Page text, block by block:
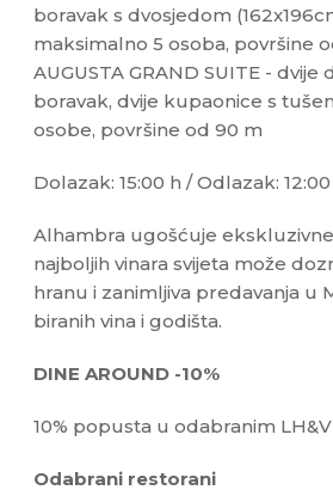
boravak s dvosjedom
maksimalno 5 osoba, površine
AUGUSTA GRAND SUITE -
boravak, dvije kupaonice s
osobe, površine od 90 m
Dolazak: 15:00 h / Odlazak:
Alhambra ugošćuje
najboljih vinara svijeta može
hranu i zanimljiva predavanja
biranih vina i godišta.
DINE AROUND -10%
10% popusta u odabranim
Odabrani restorani